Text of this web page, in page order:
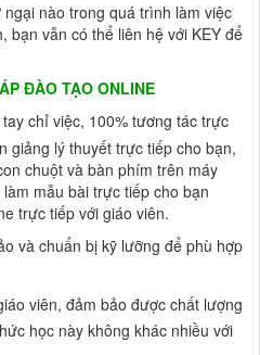
nào trong quá trình làm việc
bạn vẫn có thể liên hệ với KEY để
ĐÀO TẠO ONLINE
chỉ việc, 100% tương tác trực
giảng lý thuyết trực tiếp cho bạn,
chuột và bàn phím trên máy
mẫu bài trực tiếp cho bạn
trực tiếp với giáo viên.
và chuẩn bị kỹ lưỡng để phù hợp
viên, đảm bảo được chất lượng
học này không khác nhiều với